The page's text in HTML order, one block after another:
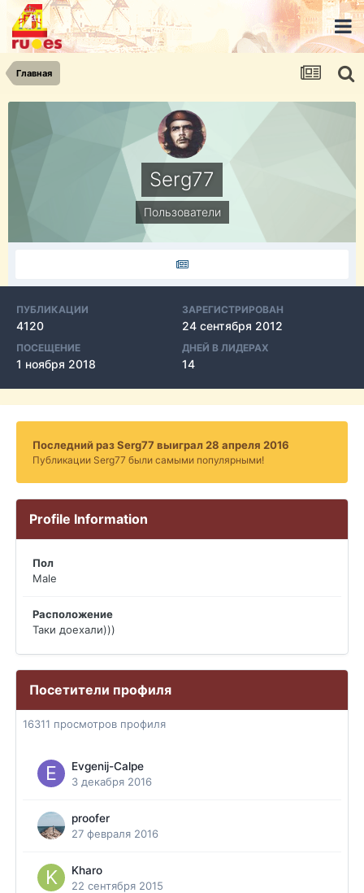
Главная
Serg77
Пользователи
ПУБЛИКАЦИИ
4120
ЗАРЕГИСТРИРОВАН
24 сентября 2012
ПОСЕЩЕНИЕ
1 ноября 2018
ДНЕЙ В ЛИДЕРАХ
14
Последний раз Serg77 выиграл 28 апреля 2016
Публикации Serg77 были самыми популярными!
Profile Information
Пол
Male
Расположение
Таки доехали)))
Посетители профиля
16311 просмотров профиля
Evgenij-Calpe
3 декабря 2016
proofer
27 февраля 2016
Kharo
22 сентября 2015